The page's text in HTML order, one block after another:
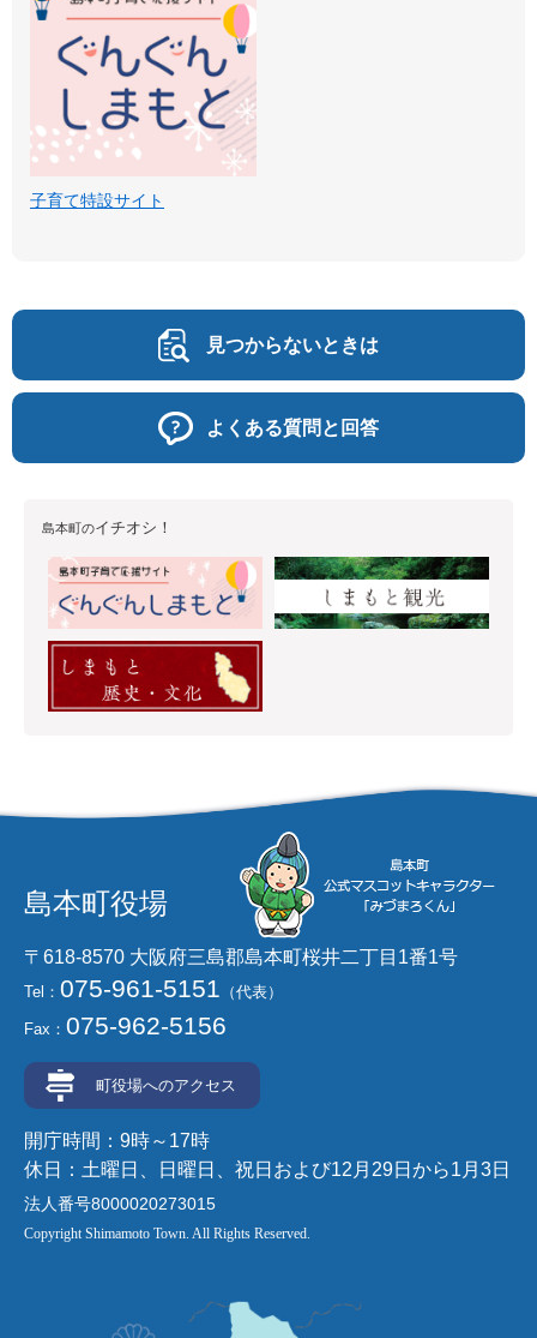
子育て特設サイト
見つからないときは
よくある質問と回答
島本町のイチオシ！
島本町役場
〒618-8570 大阪府三島郡島本町桜井二丁目1番1号
Tel： 075-961-5151 （代表）
Fax： 075-962-5156
町役場へのアクセス
開庁時間：9時～17時
休日：土曜日、日曜日、祝日および12月29日から1月3日
法人番号8000020273015
Copyright Shimamoto Town. All Rights Reserved.